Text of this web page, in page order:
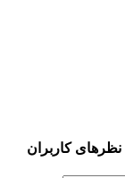
نظرهای کاربران